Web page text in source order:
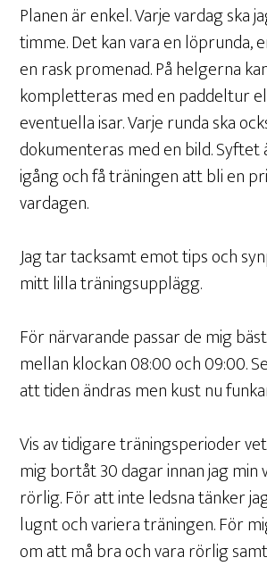
Planen är enkel. Varje vardag ska
timme. Det kan vara en löprunda,
en rask promenad. På helgerna
kompletteras med en paddeltur
eventuella isar. Varje runda ska
dokumenteras med en bild.
igång och få träningen att bli en
vardagen.
Jag tar tacksamt emot tips och
mitt lilla träningsupplägg.
För närvarande passar de mig
mellan klockan 08:00 och 09:00.
att tiden ändras men kust nu
Vis av tidigare träningsperioder
mig bortåt 30 dagar innan jag
rörlig. För att inte ledsna tänker
lugnt och variera träningen. För
om att må bra och vara rörlig